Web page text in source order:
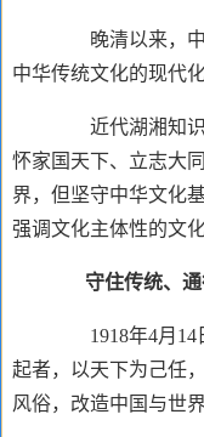
晚清以来，中
中华传统文化的现代
近代湖湘知识
怀家国天下、立志大
界，但坚守中华文化
强调文化主体性的文
守住传统、
1918年4月
起者，以天下为己任
风俗，改造中国与世